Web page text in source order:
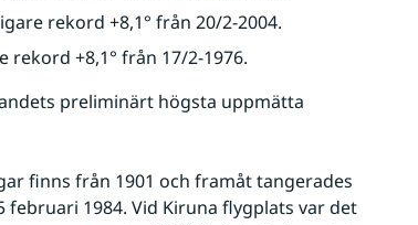
rekord +8,1° från 20/2-2004.
rekord +8,1° från 17/2-1976.
preliminärt högsta uppmätta
finns från 1901 och framåt tangerades
1984. Vid Kiruna flygplats var det